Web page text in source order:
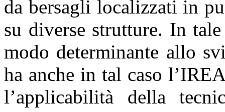
da bersagli localizzati in
su diverse strutture. In
modo determinante allo
ha anche in tal caso
l’applicabilità della